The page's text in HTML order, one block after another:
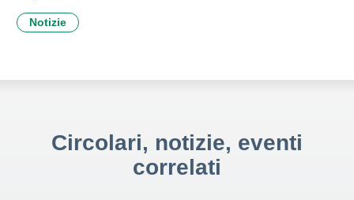
Notizie
Circolari, notizie, eventi
correlati